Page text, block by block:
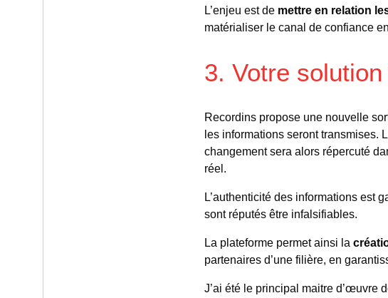
L’enjeu est de mettre en relation
matérialiser le canal de confiance
3. Votre solution
Recordins propose une nouvelle
les informations seront transmises.
changement sera alors répercuté
réel.
L’authenticité des informations est
sont réputés être infalsifiables.
La plateforme permet ainsi la
partenaires d’une filière, en
J’ai été le principal maitre d’œuvre